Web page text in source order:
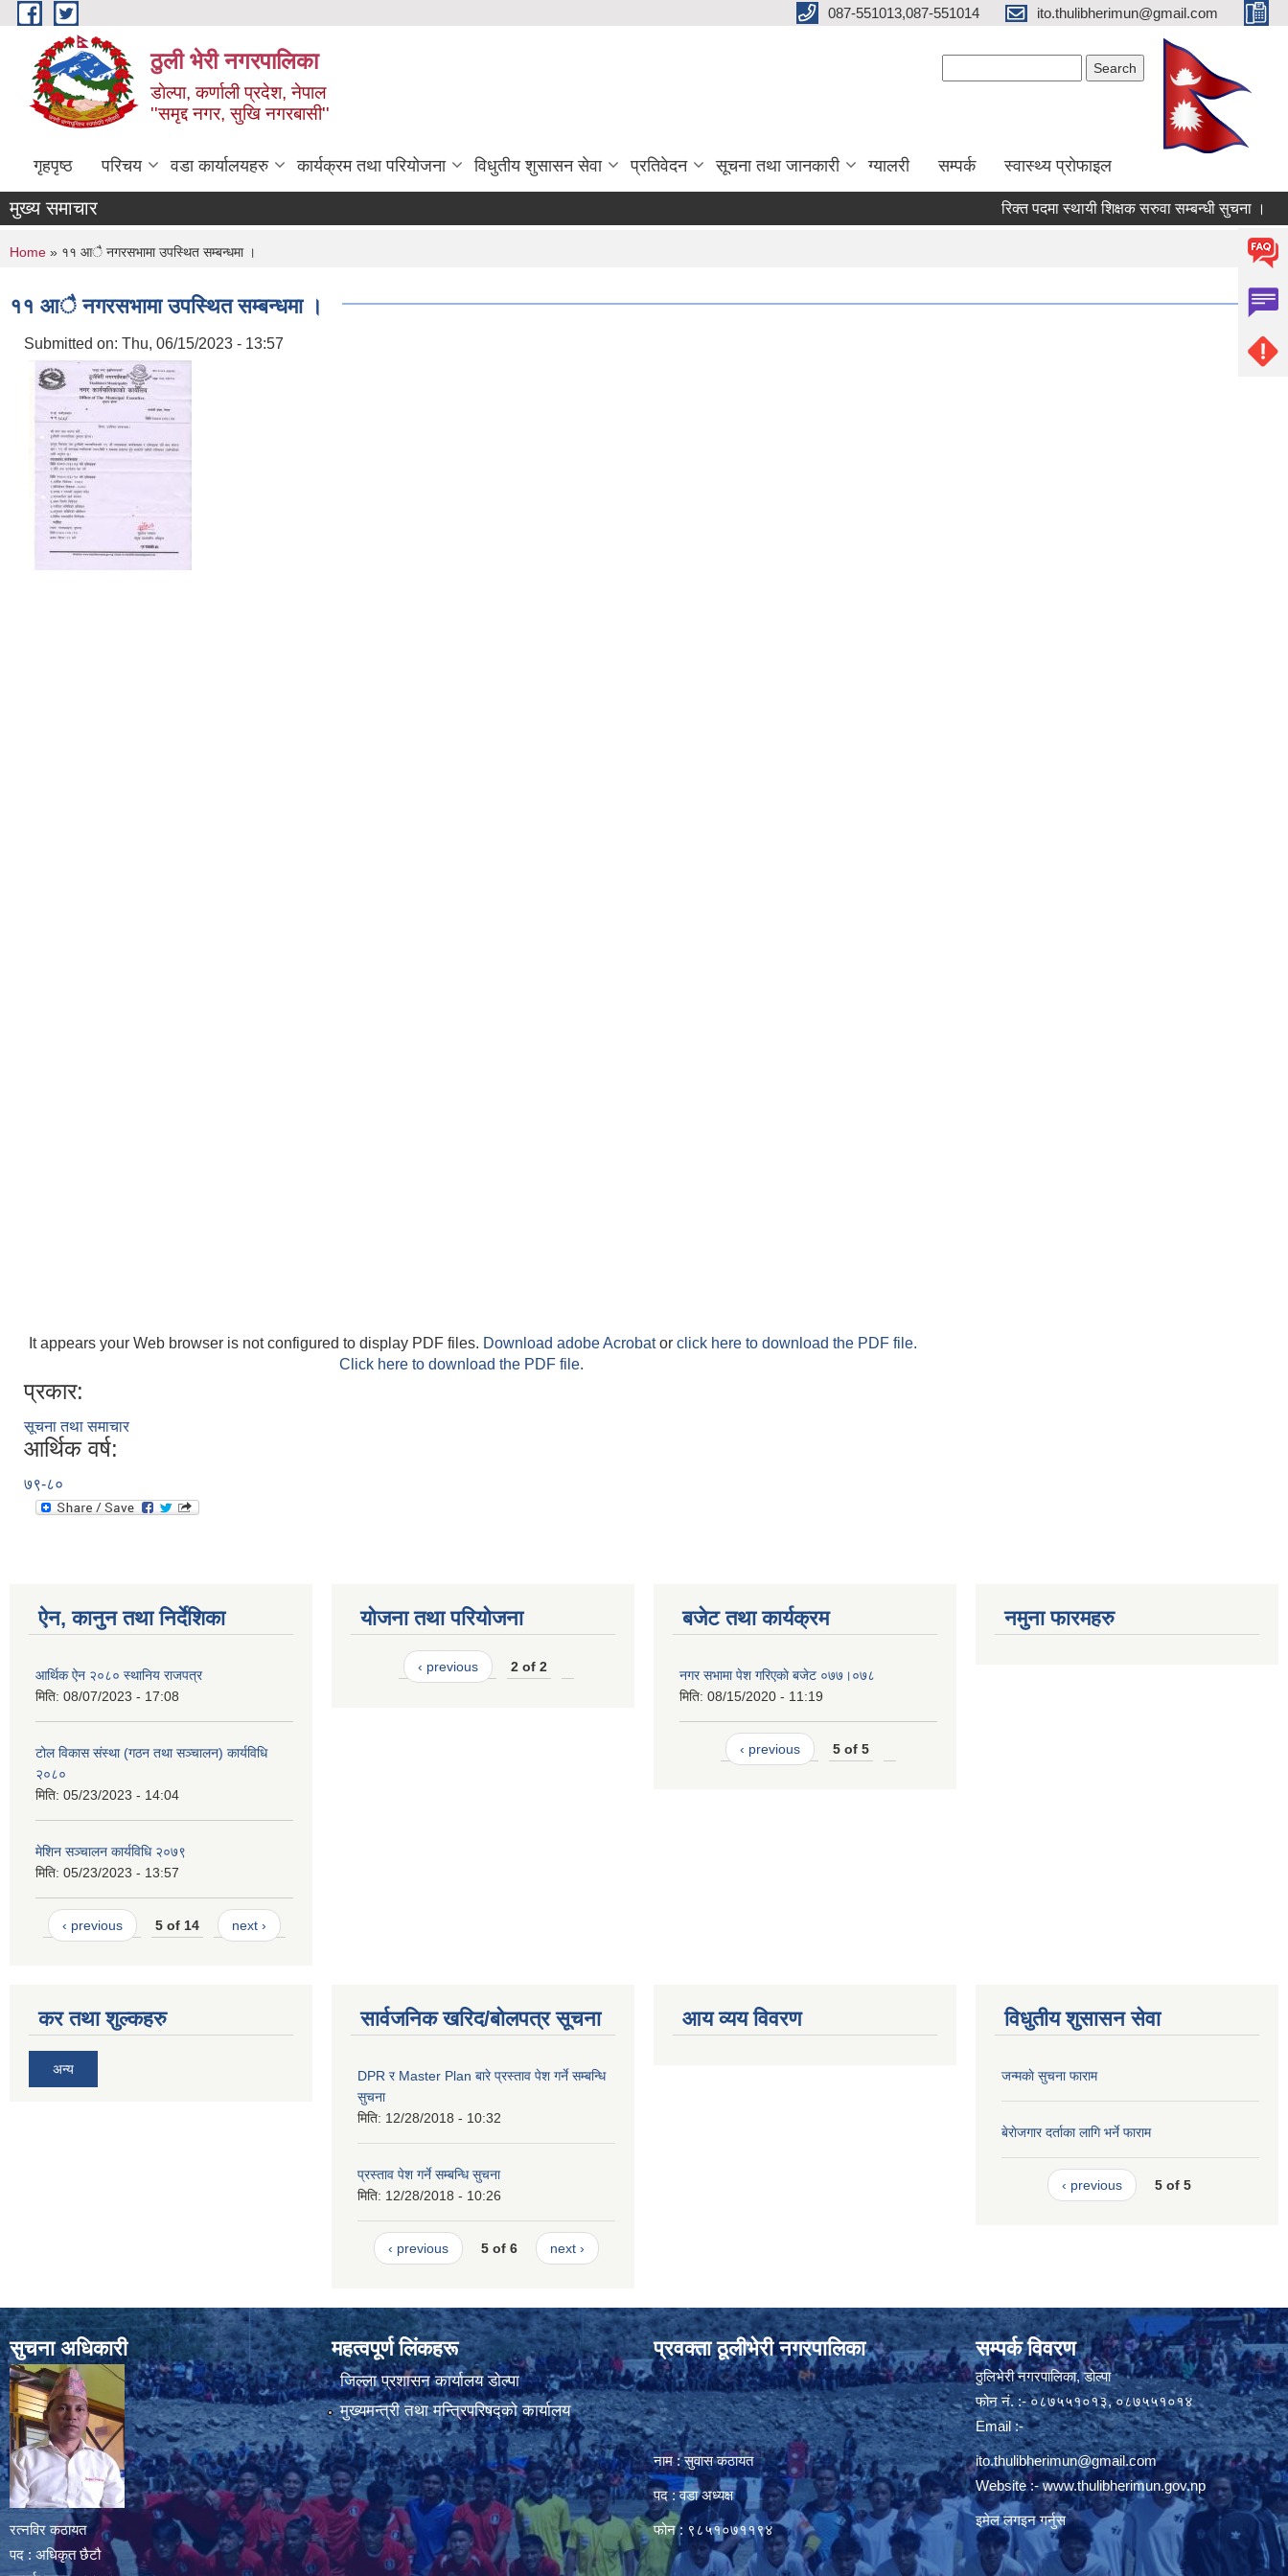
Skip to main content 087-551013,087-551014 ito.thulibherimun@gmail.com
ठुली भेरी नगरपालिका
डाेल्पा, कर्णाली प्रदेश, नेपाल
''समृद्द नगर, सुखि नगरबासी''
गृहपृष्ठ परिचय वडा कार्यालयहरु कार्यक्रम तथा परियोजना विधुतीय शुसासन सेवा प्रतिवेदन सूचना तथा जानकारी ग्यालरी सम्पर्क स्वास्थ्य प्राेफाइल
मुख्य समाचार रिक्त पदमा स्थायी शिक्षक सरुवा सम्बन्धी सुचना ।
You are here
Home » ११ आै नगरसभामा उपस्थित सम्बन्धमा ।
११ आै नगरसभामा उपस्थित सम्बन्धमा ।
Submitted on: Thu, 06/15/2023 - 13:57
It appears your Web browser is not configured to display PDF files. Download adobe Acrobator click here to download the PDF file.
Click here to download the PDF file.
प्रकार:
सूचना तथा समाचार
आर्थिक वर्ष:
७९-८०
ऐन, कानुन तथा निर्देशिका
आर्थिक ऐन २०८० स्थानिय राजपत्र
मिति: 08/07/2023 - 17:08
टोल विकास संस्था (गठन तथा सञ्चालन) कार्यविधि
२०८०
मिति: 05/23/2023 - 14:04
मेशिन सञ्चालन कार्यविधि २०७९
मिति: 05/23/2023 - 13:57
‹ previous 5 of 14 next ›
योजना तथा परियोजना
‹ previous 2 of 2
बजेट तथा कार्यक्रम
नगर सभामा पेश गरिएकाे बजेट ०७७।०७८
मिति: 08/15/2020 - 11:19
‹ previous 5 of 5
नमुना फारमहरु
कर तथा शुल्कहरु
अन्य
सार्वजनिक खरिद/बोलपत्र सूचना
DPR र Master Plan बारे प्रस्ताव पेश गर्ने सम्बन्धि
सुचना
मिति: 12/28/2018 - 10:32
प्रस्ताव पेश गर्ने सम्बन्धि सुचना
मिति: 12/28/2018 - 10:26
‹ previous 5 of 6 next ›
आय व्यय विवरण विधुतीय शुसासन सेवा
जन्मकाे सुचना फाराम
बेराेजगार दर्ताका लागि भर्ने फाराम
‹ previous 5 of 5
सुचना अधिकारी
रत्नविर कठायत
पद : अधिकृत छैटौ
महत्वपूर्ण लिंकहरू
जिल्ला प्रशासन कार्यालय डाेल्पा
मुख्यमन्त्री तथा मन्त्रिपरिषद्को कार्यालय
प्रवक्ता ठूलीभेरी नगरपालिका
नाम : सुवास कठायत
पद : वडा अध्यक्ष
फोन : ९८५१०७११९४
सम्पर्क विवरण
ठुलिभेरी नगरपालिका, डोल्पा
फोन नं. :- ०८७५५१०१३, ०८७५५१०१४
Email :-
ito.thulibherimun@gmail.com
Website :-www.thulibherimun.gov.np
इमेल लगइन गर्नुस